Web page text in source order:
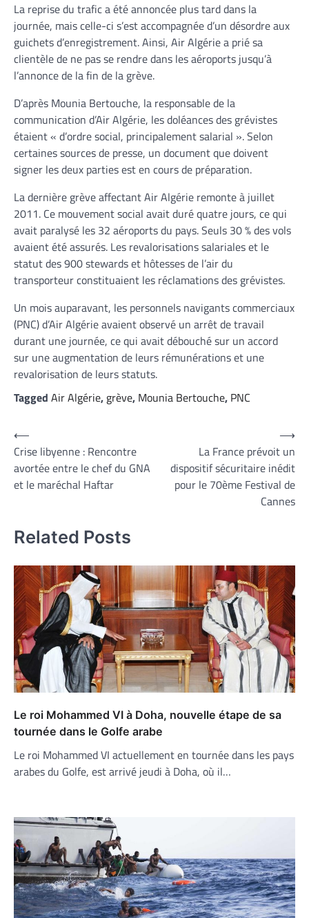
La reprise du trafic a été annoncée plus tard dans la
journée, mais celle-ci s’est accompagnée d’un désordre aux
guichets d’enregistrement. Ainsi, Air Algérie a prié sa
clientèle de ne pas se rendre dans les aéroports jusqu’à
l’annonce de la fin de la grève.
D’après Mounia Bertouche, la responsable de la
communication d’Air Algérie, les doléances des grévistes
étaient « d’ordre social, principalement salarial ». Selon
certaines sources de presse, un document que doivent
signer les deux parties est en cours de préparation.
La dernière grève affectant Air Algérie remonte à juillet
2011. Ce mouvement social avait duré quatre jours, ce qui
avait paralysé les 32 aéroports du pays. Seuls 30 % des vols
avaient été assurés. Les revalorisations salariales et le
statut des 900 stewards et hôtesses de l’air du
transporteur constituaient les réclamations des grévistes.
Un mois auparavant, les personnels navigants commerciaux
(PNC) d’Air Algérie avaient observé un arrêt de travail
durant une journée, ce qui avait débouché sur un accord
sur une augmentation de leurs rémunérations et une
revalorisation de leurs statuts.
Tagged Air Algérie, grève, Mounia Bertouche, PNC
Navigation
de
l’article
⟵
Crise libyenne : Rencontre
avortée entre le chef du GNA
et le maréchal Haftar
La France prévoit un
dispositif sécuritaire inédit
pour le 70ème Festival de
Cannes
⟶
Related Posts
Le roi Mohammed VI à Doha, nouvelle étape de sa
tournée dans le Golfe arabe
Le roi Mohammed VI actuellement en tournée dans les pays
arabes du Golfe, est arrivé jeudi à Doha, où il…